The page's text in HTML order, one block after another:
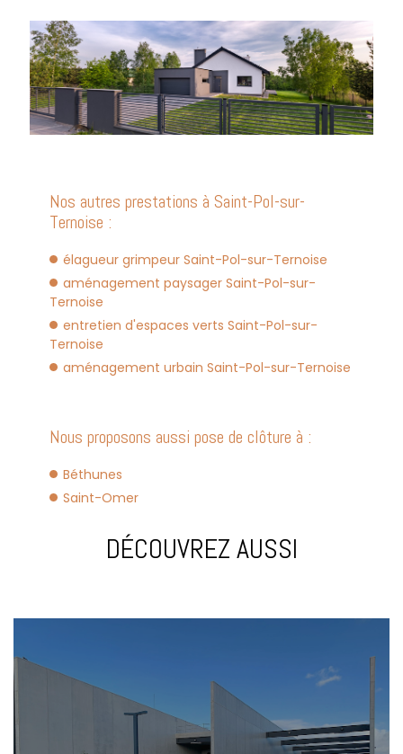
Nos autres prestations à Saint-Pol-sur-
Ternoise :
élagueur grimpeur Saint-Pol-sur-Ternoise
aménagement paysager Saint-Pol-sur-
Ternoise
entretien d'espaces verts Saint-Pol-sur-
Ternoise
aménagement urbain Saint-Pol-sur-Ternoise
Nous proposons aussi pose de clôture à :
Béthunes
Saint-Omer
DÉCOUVREZ AUSSI